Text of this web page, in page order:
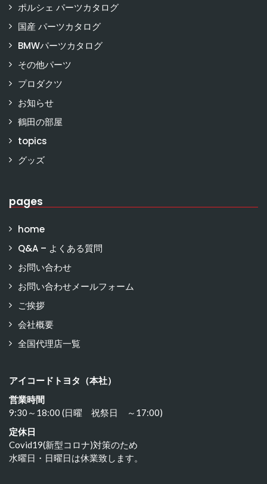
ポルシェ パーツカタログ
国産 パーツカタログ
BMWパーツカタログ
その他パーツ
プロダクツ
お知らせ
鶴田の部屋
topics
グッズ
pages
home
Q&A – よくある質問
お問い合わせ
お問い合わせメールフォーム
ご挨拶
会社概要
全国代理店一覧
アイコードトヨタ（本社）
営業時間
9:30～18:00 (日曜 祝祭日 ～17:00)
定休日
Covid19(新型コロナ)対策のため
水曜日・日曜日は休業致します。